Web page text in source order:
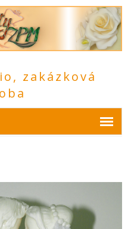
zakázková